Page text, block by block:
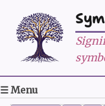
☰ Menu